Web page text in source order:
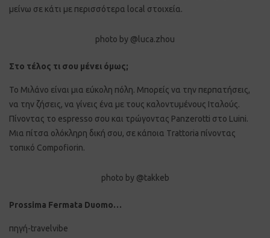
μείνω σε κάτι με περισσότερα local στοιχεία.
photo by @luca.zhou
Στο τέλος τι σου μένει όμως;
Το Μιλάνο είναι μια εύκολη πόλη. Μπορείς να την περπατήσεις,
να την ζήσεις, να γίνεις ένα με τους καλοντυμένους Ιταλούς.
Πίνοντας το espresso σου και τρώγοντας Panzerotti στο Luini.
Μια πίτσα ολόκληρη δική σου, σε κάποια Τrattoria πίνοντας
τοπικό Compofiorin.
photo by @takkeb
Prossima Fermata Duomo…
πηγή-travelvibe